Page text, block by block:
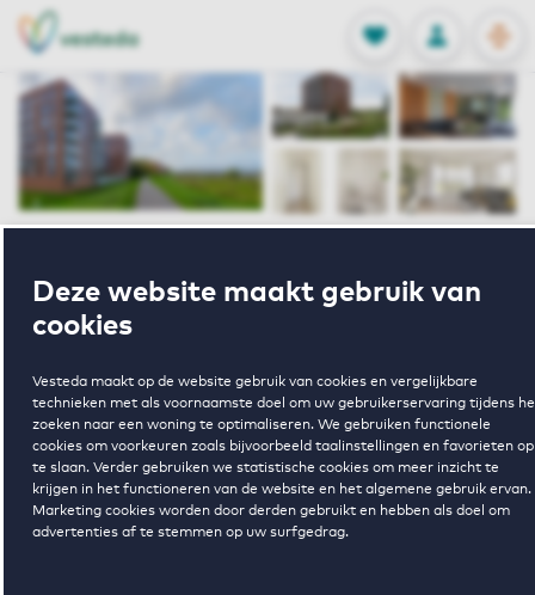
Deze website maakt gebruik van
cookies
Vesteda maakt op de website gebruik van cookies en vergelijkbare
technieken met als voornaamste doel om uw gebruikerservaring tijdens
zoeken naar een woning te optimaliseren. We gebruiken functionele
cookies om voorkeuren zoals bijvoorbeeld taalinstellingen en favorieten op
te slaan. Verder gebruiken we statistische cookies om meer inzicht te
krijgen in het functioneren van de website en het algemene gebruik ervan.
Marketing cookies worden door derden gebruikt en hebben als doel om
advertenties af te stemmen op uw surfgedrag.
FAVORIETEN
Opgeslagen
INLOGGEN
NL
EN
Aan de Rijn
25 49 Arnhem